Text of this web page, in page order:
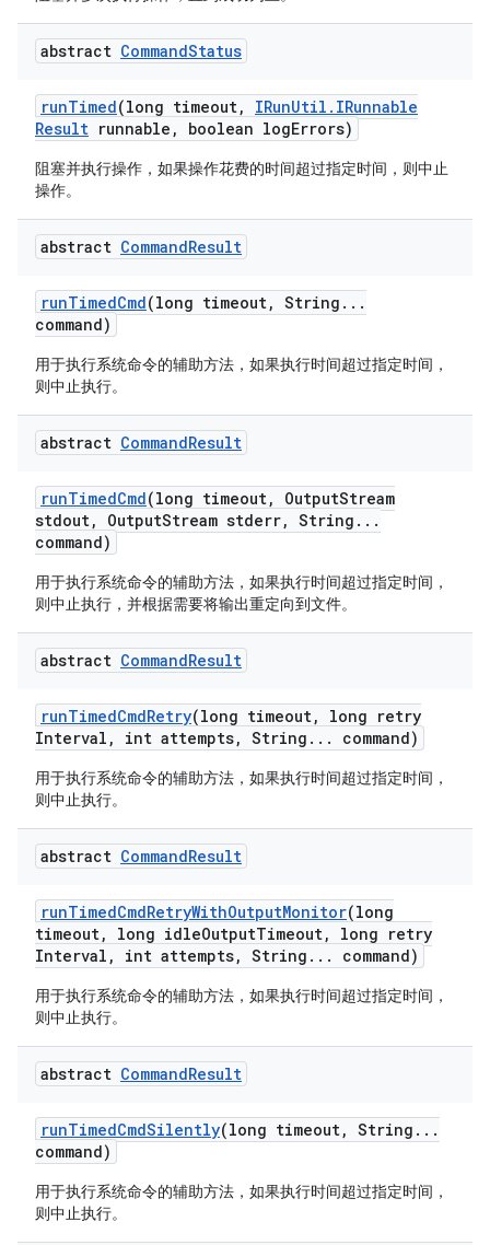
abstract CommandStatus
runTimed(long timeout, IRunUtil . IRunnable
Result runnable , boolean logErrors)
阻塞并执行操作，如果操作花费的时间超过指定时间，则中止
操作。
abstract CommandResult
runTimedCmd(long timeout, String . . .
command)
用于执行系统命令的辅助方法，如果执行时间超过指定时间，
则中止执行。
abstract CommandResult
runTimedCmd(long timeout, OutputStream
stdout, OutputStream stderr, String . . .
command)
用于执行系统命令的辅助方法，如果执行时间超过指定时间，
则中止执行，并根据需要将输出重定向到文件。
abstract CommandResult
runTimedCmdRetry(long timeout,
long retry
Interval , int attempts, String . . . command)
用于执行系统命令的辅助方法，如果执行时间超过指定时间，
则中止执行。
abstract CommandResult
runTimedCmdRetryWithOutputMonitor(long
timeout, long idleOutputTimeout,
long retry
Interval , int attempts, String . . . command)
用于执行系统命令的辅助方法，如果执行时间超过指定时间，
则中止执行。
abstract CommandResult
runTimedCmdSilently(long timeout, String . . .
command)
用于执行系统命令的辅助方法，如果执行时间超过指定时间，
则中止执行。